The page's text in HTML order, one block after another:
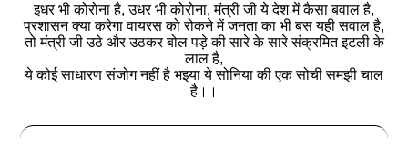
इधर भी कोरोना है, उधर भी कोरोना, मंत्री जी ये देश में कैसा बवाल है,
प्रशासन क्या करेगा वायरस को रोकने में जनता का भी बस यही सवाल है,
तो मंत्री जी उठे और उठकर बोल पड़े की सारे के सारे संक्रमित इटली के
लाल है,
ये कोई साधारण संजोग नहीं है भइया ये सोनिया की एक सोची समझी चाल
है।।